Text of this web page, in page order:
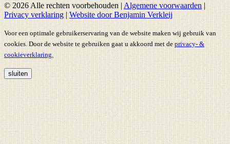
© 2026 Alle rechten voorbehouden | Algemene voorwaarden |
Privacy verklaring | Website door Benjamin Verkleij
Voor een optimale gebruikerservaring van de website maken wij gebruik van
cookies. Door de website te gebruiken gaat u akkoord met de privacy- &
cookieverklaring.
sluiten